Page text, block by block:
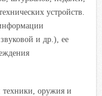
устройств.
и др.), ее
техники, оружия и